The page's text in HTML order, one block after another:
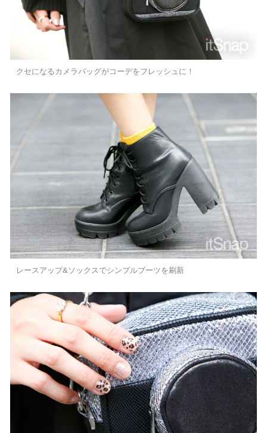
クセになるカメラバッグがコーデをフレッシュに！
レースアップ&ソックスでシンプルブーツを刷新